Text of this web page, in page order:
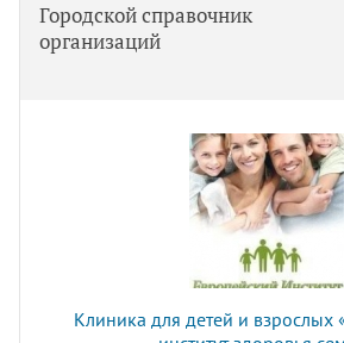
Городской справочник
организаций
Клиника для детей и взрослых